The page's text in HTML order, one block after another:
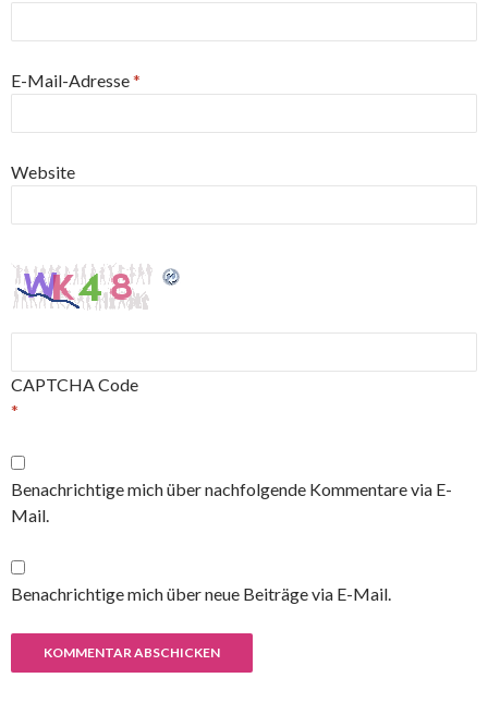
E-Mail-Adresse*
Website
CAPTCHA Code
*
Benachrichtige mich über nachfolgende Kommentare via E-
Mail.
Benachrichtige mich über neue Beiträge via E-Mail.